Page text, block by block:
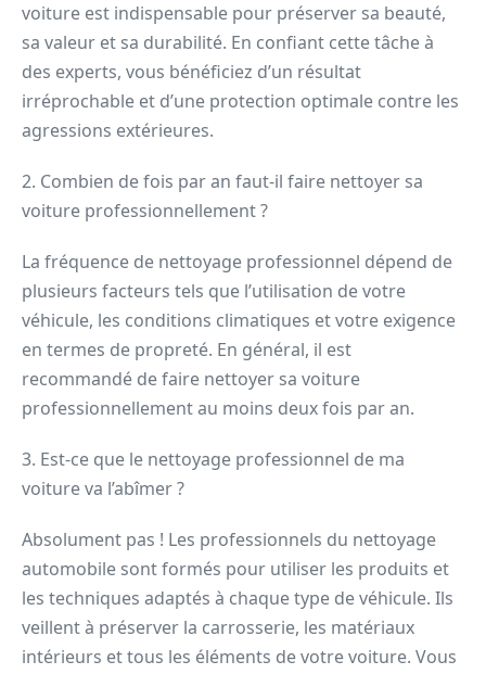
voiture est indispensable pour préserver sa beauté,
sa valeur et sa durabilité. En confiant cette tâche à
des experts, vous bénéficiez d’un résultat
irréprochable et d’une protection optimale contre les
agressions extérieures.
2. Combien de fois par an faut-il faire nettoyer sa
voiture professionnellement ?
La fréquence de nettoyage professionnel dépend de
plusieurs facteurs tels que l’utilisation de votre
véhicule, les conditions climatiques et votre exigence
en termes de propreté. En général, il est
recommandé de faire nettoyer sa voiture
professionnellement au moins deux fois par an.
3. Est-ce que le nettoyage professionnel de ma
voiture va l’abîmer ?
Absolument pas ! Les professionnels du nettoyage
automobile sont formés pour utiliser les produits et
les techniques adaptés à chaque type de véhicule. Ils
veillent à préserver la carrosserie, les matériaux
intérieurs et tous les éléments de votre voiture. Vous